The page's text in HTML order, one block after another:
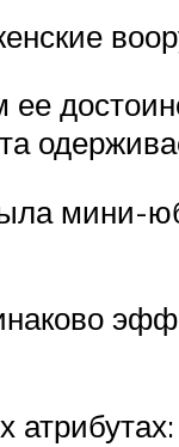
мини-